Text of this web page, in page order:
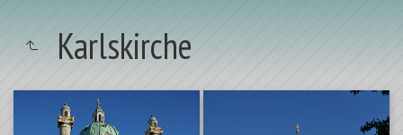
Karlskirche